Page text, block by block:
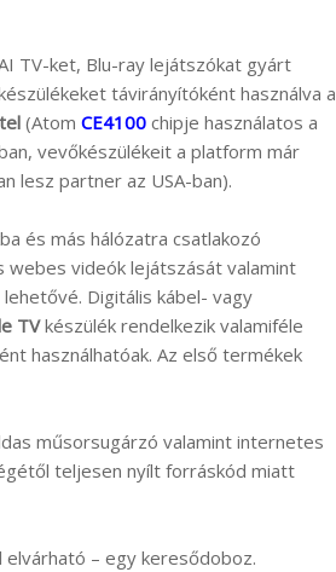
TV-ket, Blu-ray lejátszókat gyárt
távirányítóként használva a
(Atom CE4100 chipje használatos a
vevőkészülékeit a platform már
lesz partner az USA-ban).
és más hálózatra csatlakozó
videók lejátszását valamint
Digitális kábel- vagy
TVkészülék rendelkezik valamiféle
használhatóak. Az első termékek
műsorsugárzó valamint internetes
teljesen nyílt forráskód miatt
– egy keresődoboz.